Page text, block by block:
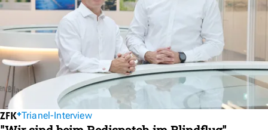
Trianel-Interview